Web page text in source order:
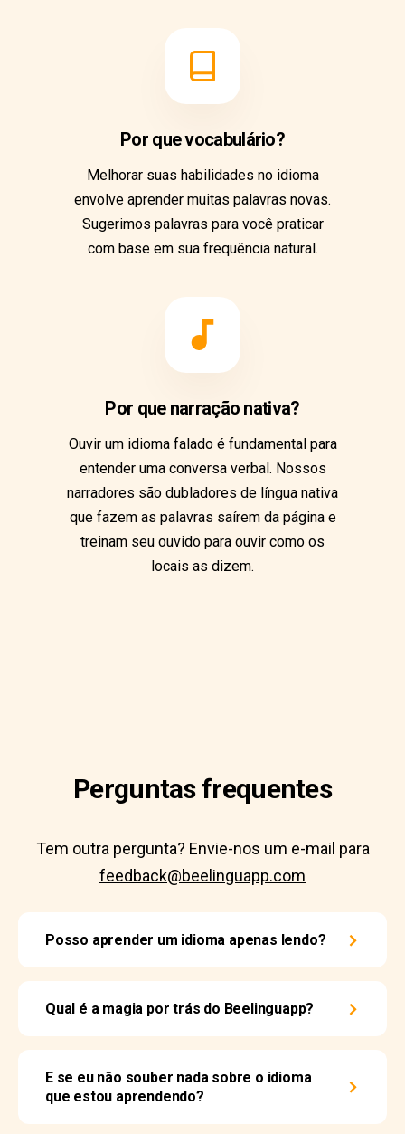
Por que vocabulário?
Melhorar suas habilidades no idioma
envolve aprender muitas palavras novas.
Sugerimos palavras para você praticar
com base em sua frequência natural.
Por que narração nativa?
Ouvir um idioma falado é fundamental para
entender uma conversa verbal. Nossos
narradores são dubladores de língua nativa
que fazem as palavras saírem da página e
treinam seu ouvido para ouvir como os
locais as dizem.
Perguntas frequentes
Tem outra pergunta? Envie-nos um e-mail para
feedback@beelinguapp.com
Posso aprender um idioma apenas lendo?
Qual é a magia por trás do Beelinguapp?
E se eu não souber nada sobre o idioma
que estou aprendendo?